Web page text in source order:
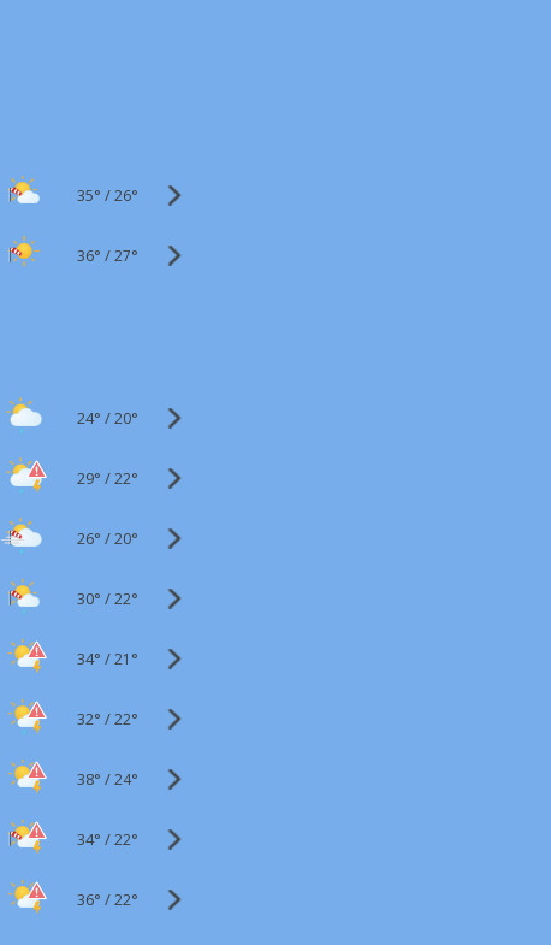
35° /26°
36° /27°
24° /20°
29° /22°
26° /20°
30° /22°
34° /21°
32° /22°
38° /24°
34° /22°
36° /22°